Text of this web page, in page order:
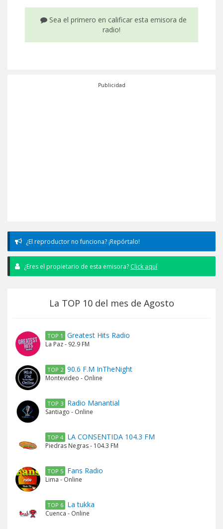
Sea el primero en calificar esta emisora de
radio!
Publicidad
¿El reproductor no funciona? ¡Repórtalo!
¿Eres el propietario de esta emisora? Click aquí
La TOP 10 del mes de Agosto
TOP 1 Greatest Hits Radio
La Paz - 92.9 FM
TOP 2 90.6 F.M InTheNight
Montevideo - Online
TOP 3 Radio Manantial
Santiago - Online
TOP 4 LA CONSENTIDA 104.3 FM
Piedras Negras - 104.3 FM
TOP 5 Fans Radio
Lima - Online
TOP 6 La tukka
Cuenca - Online